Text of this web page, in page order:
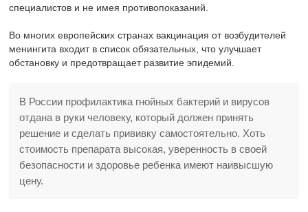
специалистов и не имея противопоказаний.
Во многих европейских странах вакцинация от возбудителей
менингита входит в список обязательных, что улучшает
обстановку и предотвращает развитие эпидемий.
В России профилактика гнойных бактерий и вирусов
отдана в руки человеку, который должен принять
решение и сделать прививку самостоятельно. Хоть
стоимость препарата высокая, уверенность в своей
безопасности и здоровье ребенка имеют наивысшую
цену.